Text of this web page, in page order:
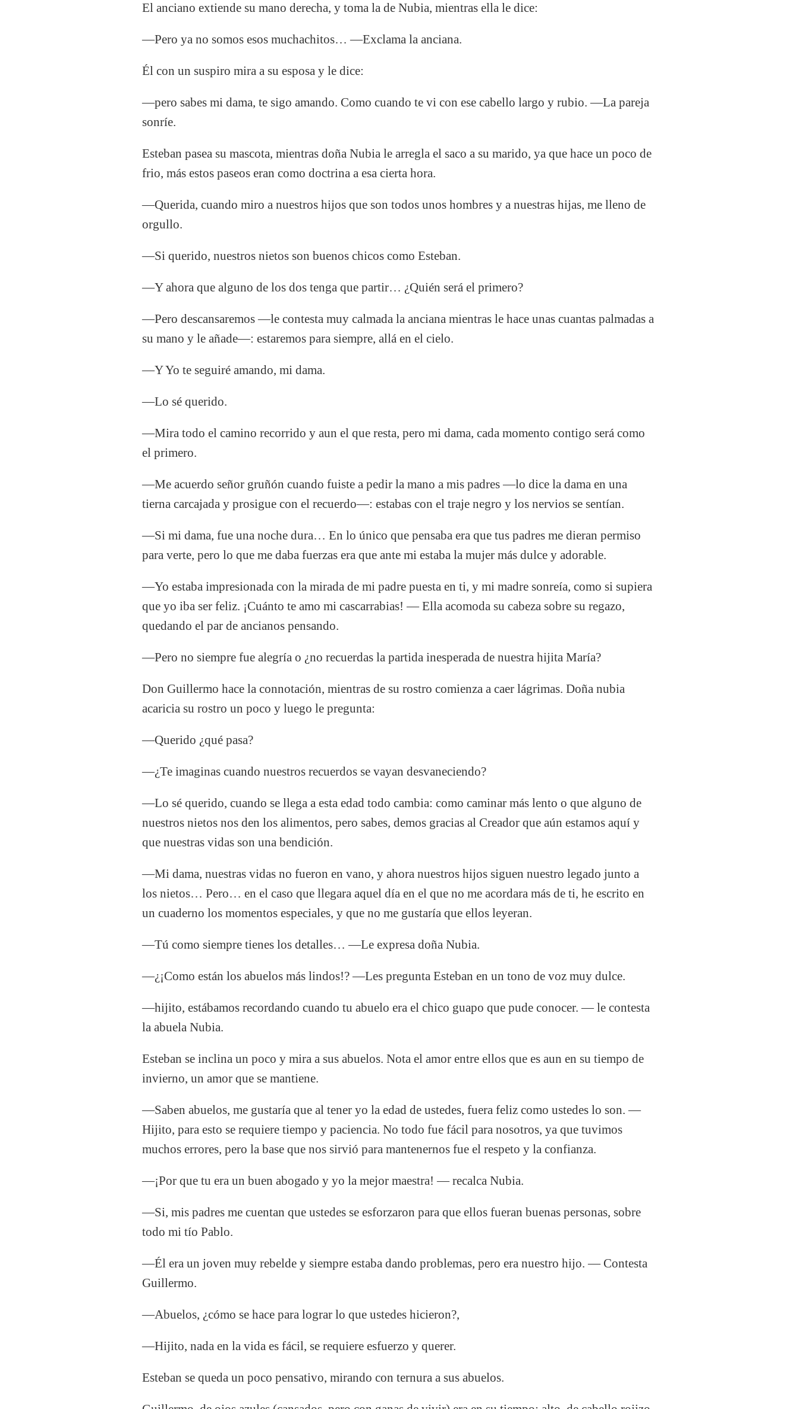
El anciano extiende su mano derecha, y toma la de Nubia, mientras ella le dice:
—Pero ya no somos esos muchachitos… —Exclama la anciana.
Él con un suspiro mira a su esposa y le dice:
—pero sabes mi dama, te sigo amando. Como cuando te vi con ese cabello largo y rubio. —La pareja
sonríe.
Esteban pasea su mascota, mientras doña Nubia le arregla el saco a su marido, ya que hace un poco de
frio, más estos paseos eran como doctrina a esa cierta hora.
—Querida, cuando miro a nuestros hijos que son todos unos hombres y a nuestras hijas, me lleno de
orgullo.
—Si querido, nuestros nietos son buenos chicos como Esteban.
—Y ahora que alguno de los dos tenga que partir… ¿Quién será el primero?
—Pero descansaremos —le contesta muy calmada la anciana mientras le hace unas cuantas palmadas a
su mano y le añade—: estaremos para siempre, allá en el cielo.
—Y Yo te seguiré amando, mi dama.
—Lo sé querido.
—Mira todo el camino recorrido y aun el que resta, pero mi dama, cada momento contigo será como
el primero.
—Me acuerdo señor gruñón cuando fuiste a pedir la mano a mis padres —lo dice la dama en una
tierna carcajada y prosigue con el recuerdo—: estabas con el traje negro y los nervios se sentían.
—Si mi dama, fue una noche dura… En lo único que pensaba era que tus padres me dieran permiso
para verte, pero lo que me daba fuerzas era que ante mi estaba la mujer más dulce y adorable.
—Yo estaba impresionada con la mirada de mi padre puesta en ti, y mi madre sonreía, como si supiera
que yo iba ser feliz. ¡Cuánto te amo mi cascarrabias! — Ella acomoda su cabeza sobre su regazo,
quedando el par de ancianos pensando.
—Pero no siempre fue alegría o ¿no recuerdas la partida inesperada de nuestra hijita María?
Don Guillermo hace la connotación, mientras de su rostro comienza a caer lágrimas. Doña nubia
acaricia su rostro un poco y luego le pregunta:
—Querido ¿qué pasa?
—¿Te imaginas cuando nuestros recuerdos se vayan desvaneciendo?
—Lo sé querido, cuando se llega a esta edad todo cambia: como caminar más lento o que alguno de
nuestros nietos nos den los alimentos, pero sabes, demos gracias al Creador que aún estamos aquí y
que nuestras vidas son una bendición.
—Mi dama, nuestras vidas no fueron en vano, y ahora nuestros hijos siguen nuestro legado junto a
los nietos… Pero… en el caso que llegara aquel día en el que no me acordara más de ti, he escrito en
un cuaderno los momentos especiales, y que no me gustaría que ellos leyeran.
—Tú como siempre tienes los detalles… —Le expresa doña Nubia.
—¿¡Como están los abuelos más lindos!? —Les pregunta Esteban en un tono de voz muy dulce.
—hijito, estábamos recordando cuando tu abuelo era el chico guapo que pude conocer. — le contesta
la abuela Nubia.
Esteban se inclina un poco y mira a sus abuelos. Nota el amor entre ellos que es aun en su tiempo de
invierno, un amor que se mantiene.
—Saben abuelos, me gustaría que al tener yo la edad de ustedes, fuera feliz como ustedes lo son. —
Hijito, para esto se requiere tiempo y paciencia. No todo fue fácil para nosotros, ya que tuvimos
muchos errores, pero la base que nos sirvió para mantenernos fue el respeto y la confianza.
—¡Por que tu era un buen abogado y yo la mejor maestra! — recalca Nubia.
—Si, mis padres me cuentan que ustedes se esforzaron para que ellos fueran buenas personas, sobre
todo mi tío Pablo.
—Él era un joven muy rebelde y siempre estaba dando problemas, pero era nuestro hijo. — Contesta
Guillermo.
—Abuelos, ¿cómo se hace para lograr lo que ustedes hicieron?,
—Hijito, nada en la vida es fácil, se requiere esfuerzo y querer.
Esteban se queda un poco pensativo, mirando con ternura a sus abuelos.